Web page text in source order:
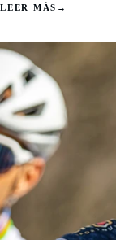
LEER MÁS →